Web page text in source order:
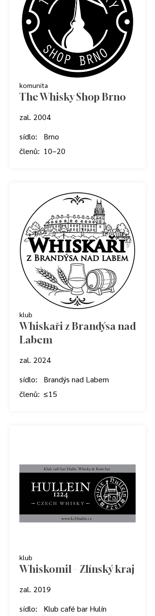
zal. 2004
sídlo:
Brno
členů: 10–20
komunita
The Whisky Shop Brno
zal. 2024
sídlo:
Brandýs nad Labem
členů: ≤ 15
klub
Whiskaři z Brandýsa nad
Labem
zal. 2019
sídlo:
Klub café bar Hulín
klub
Whiskomil – Zlínský kraj